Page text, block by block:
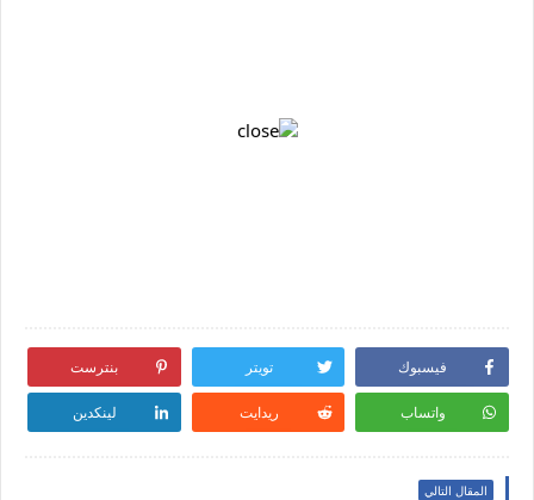
فيسبوك تويتر بنترست
واتساب ريدايت لينكدين
المقال التالي